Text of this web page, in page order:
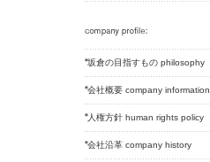
坂倉の目指すもの philosophy
会社概要 company information
人権方針 human rights policy
会社沿革 company history